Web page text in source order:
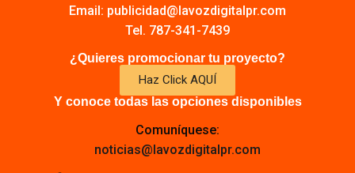
Email: publicidad@lavozdigitalpr.com
Tel. 787-341-7439
¿Quieres promocionar tu proyecto?
Haz Click AQUÍ
Y conoce todas las opciones disponibles
Comuníquese:
noticias@lavozdigitalpr.com